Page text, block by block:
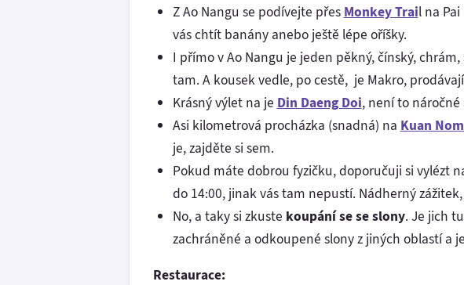
Z Ao Nangu se podívejte přes Monkey Trail na
vás chtít banány anebo ještě lépe oříšky.
I přímo v Ao Nangu je jeden pěkný, čínský,
tam. A kousek vedle, po cestě, je Makro,
Krásný výlet na je Din Daeng Doi, není to
Asi kilometrová procházka (snadná) na Kuan
je, zajděte si sem.
Pokud máte dobrou fyzičku, doporučuji si vylézt
do 14:00, jinak vás tam nepustí. Nádherný
No, a taky si zkuste koupání se se slony. Je jich
zachráněné a odkoupené slony z jiných oblastí a
Restaurace: